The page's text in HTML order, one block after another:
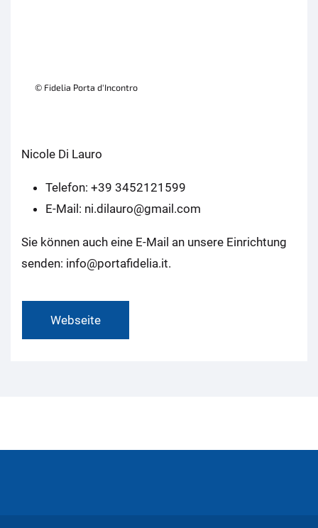
© Fidelia Porta d'Incontro
Nicole Di Lauro
Telefon: +39 3452121599
E-Mail: ni.dilauro@gmail.com
Sie können auch eine E-Mail an unsere Einrichtung
senden: info@portafidelia.it.
Webseite